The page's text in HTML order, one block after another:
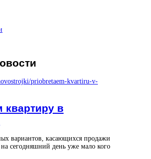
квартиру в
вариантов, касающихся продажи
сегодняшний день уже мало кого